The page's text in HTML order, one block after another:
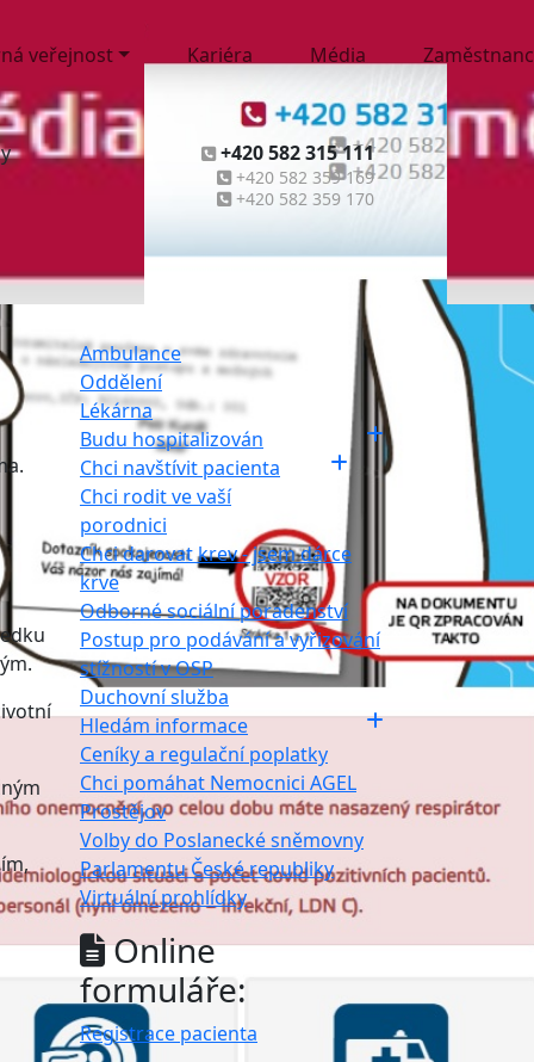
veřejnost Kariéra Média
+420 582 315 111
+420 582 359 169
+420 582 359 170
Ambulance
Oddělení
Lékárna
Budu hospitalizován
Chci navštívit pacienta
Chci rodit ve vaší
porodnici
Chci darovat krev - jsem dárce
krve
Odborné sociální poradenství
Postup pro podávání a vyřizování
stížností v OSP
Duchovní služba
Hledám informace
Ceníky a regulační poplatky
Chci pomáhat Nemocnici AGEL
Prostějov
Volby do Poslanecké sněmovny
Parlamentu České republiky
Virtuální prohlídky
Online
formuláře:
Registrace pacienta